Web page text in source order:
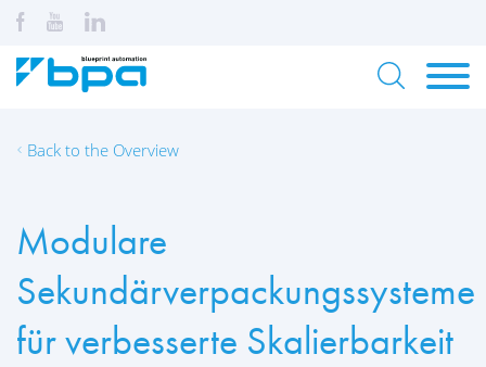
Back to the Overview
Modulare
Sekundärverpackungssysteme
für verbesserte Skalierbarkeit